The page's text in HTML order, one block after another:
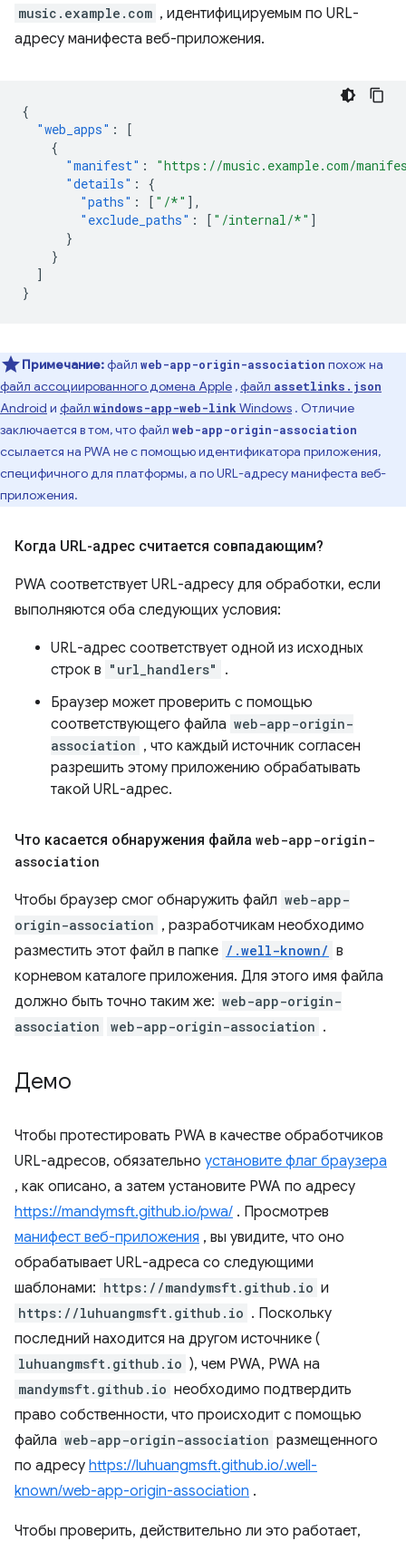
music.example.com , идентифицируемым по URL-
адресу манифеста веб-приложения.
{
"web_apps" :
[
{
"manifest" :
"https://music.example.com/
"details" :
{
"paths" : [ "/*" ],
"exclude_paths" : [ "/internal/*" ]
}
}
]
}
Примечание: файл web-app-origin-association похож на
файл ассоциированного домена Apple , файл assetlinks.json
Android и файл windows-app-web-link Windows . Отличие
заключается в том, что файл web-app-origin-association
ссылается на PWA не с помощью идентификатора приложения,
специфичного для платформы, а по URL-адресу манифеста веб-
приложения.
Когда URL-адрес считается совпадающим?
PWA соответствует URL-адресу для обработки, если
выполняются оба следующих условия:
URL-адрес соответствует одной из исходных
строк в "url_handlers"
.
Браузер может проверить с помощью
соответствующего файла web-app-origin-
association , что каждый источник согласен
разрешить этому приложению обрабатывать
такой URL-адрес.
Что касается обнаружения файла web-app-origin-
association
Чтобы браузер смог обнаружить файл web-app-
origin-association , разработчикам необходимо
разместить этот файл в папке /.well-known/ в
корневом каталоге приложения. Для этого имя файла
должно быть точно таким же: web-app-origin-
association
web-app-origin-association .
Демо
Чтобы протестировать PWA в качестве обработчиков
URL-адресов, обязательно установите флаг браузера
, как описано, а затем установите PWA по адресу
https://mandymsft.github.io/pwa/ . Просмотрев
манифест веб-приложения , вы увидите, что оно
обрабатывает URL-адреса со следующими
шаблонами: https://mandymsft.github.io и
https://luhuangmsft.github.io . Поскольку
последний находится на другом источнике (
luhuangmsft.github.io ), чем PWA, PWA на
mandymsft.github.io необходимо подтвердить
право собственности, что происходит с помощью
файла web-app-origin-association размещенного
по адресу https://luhuangmsft.github.io/.well-
known/web-app-origin-association .
Чтобы проверить, действительно ли это работает,